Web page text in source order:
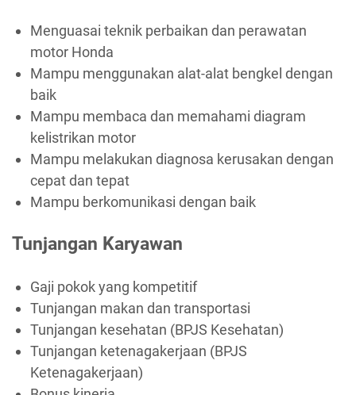
Menguasai teknik perbaikan dan perawatan
motor Honda
Mampu menggunakan alat-alat bengkel dengan
baik
Mampu membaca dan memahami diagram
kelistrikan motor
Mampu melakukan diagnosa kerusakan dengan
cepat dan tepat
Mampu berkomunikasi dengan baik
Tunjangan Karyawan
Gaji pokok yang kompetitif
Tunjangan makan dan transportasi
Tunjangan kesehatan (BPJS Kesehatan)
Tunjangan ketenagakerjaan (BPJS
Ketenagakerjaan)